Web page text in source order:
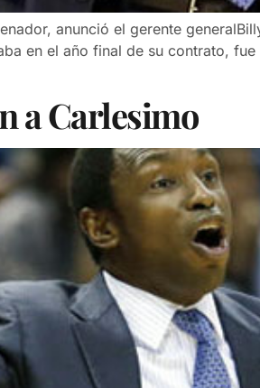
anunció el gerente
en el año final de su contrato,
a Carlesimo